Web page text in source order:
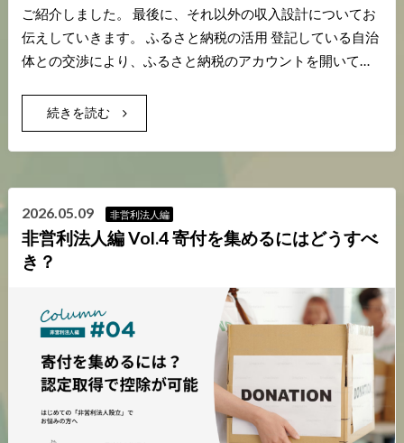
ご紹介しました。 最後に、それ以外の収入設計についてお
伝えしていきます。 ふるさと納税の活用 登記している自治
体との交渉により、ふるさと納税のアカウントを開いて…
続きを読む
2026.05.09 非営利法人編
非営利法人編 Vol.4 寄付を集めるにはどうすべ
き？